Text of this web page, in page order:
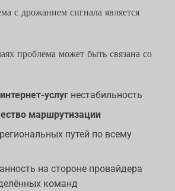
с дрожанием сигнала является
проблема может быть связана со
услуг нестабильность
маршрутизации
путей по всему
на стороне провайдера
команд